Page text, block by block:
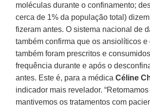
moléculas durante o confinamento;
cerca de 1% da população total)
fizeram antes. O sistema nacional de
também confirma que os ansiolíticos
também foram prescritos e
frequência durante e após o
antes. Este é, para a médicaCéline
indicador mais revelador. “Retomamos
mantivemos os tratamentos com